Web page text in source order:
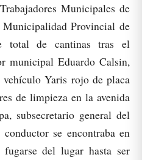
Municipales de
Provincial de
total de cantinas tras el
municipal Eduardo Calsin,
Yaris rojo de placa
de limpieza en la avenida
subsecretario general del
se encontraba en
del lugar hasta ser